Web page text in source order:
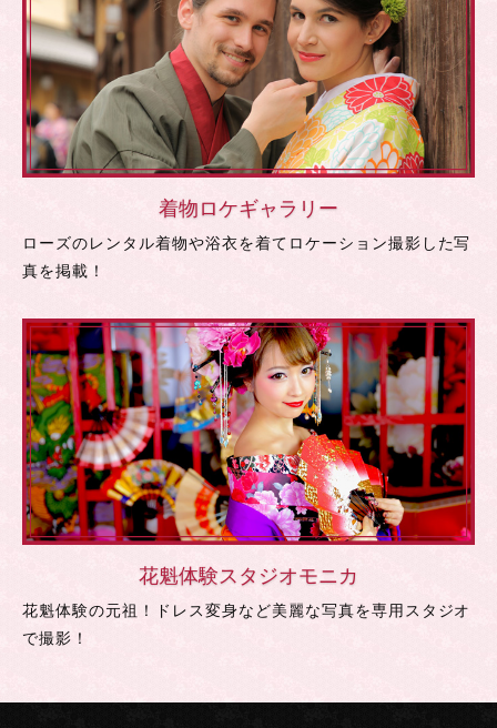
着物ロケギャラリー
ローズのレンタル着物や浴衣を着てロケーション撮影した写
真を掲載！
花魁体験スタジオモニカ
花魁体験の元祖！ドレス変身など美麗な写真を専用スタジオ
で撮影！